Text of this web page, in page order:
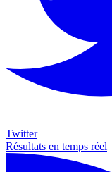
Twitter
Résultats en temps réel